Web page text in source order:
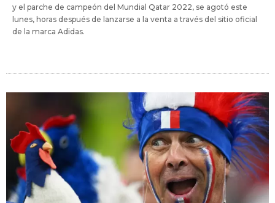
y el parche de campeón del Mundial Qatar 2022, se agotó este
lunes, horas después de lanzarse a la venta a través del sitio oficial
de la marca Adidas.